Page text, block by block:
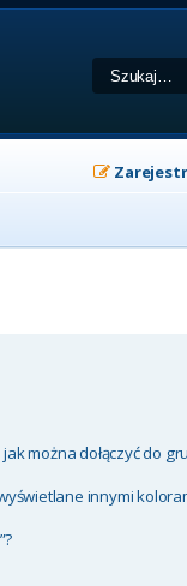
można dołączyć do
innymi